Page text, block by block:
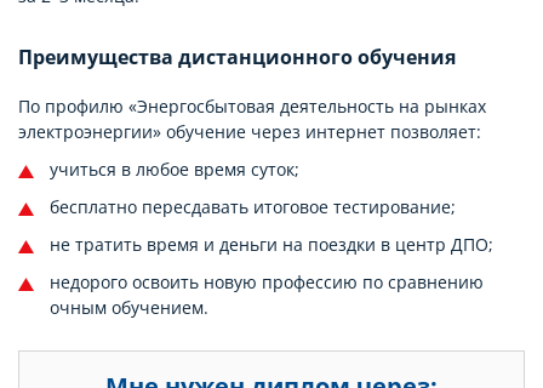
Преимущества дистанционного обучения
По профилю «Энергосбытовая деятельность на рынках
электроэнергии» обучение через интернет позволяет:
учиться в любое время суток;
бесплатно пересдавать итоговое тестирование;
не тратить время и деньги на поездки в центр ДПО;
недорого освоить новую профессию по сравнению
очным обучением.